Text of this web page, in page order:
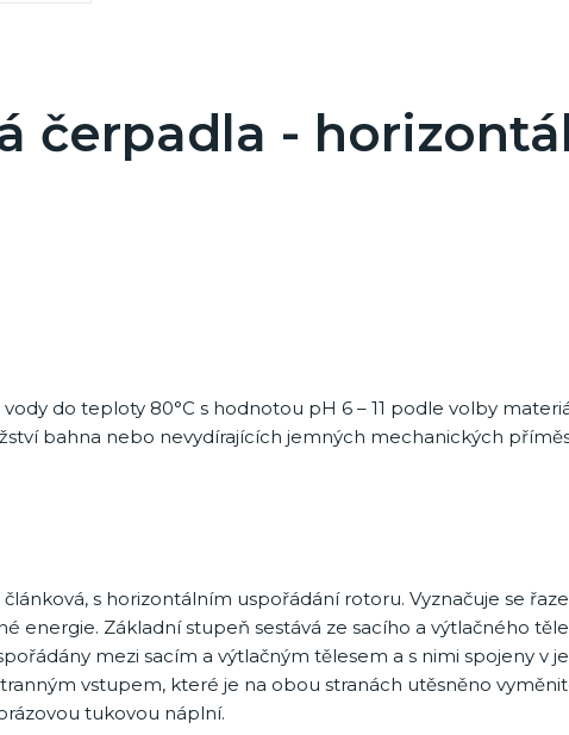
čerpadla -
vody do teploty 80°C s hodnotou pH 6 – 11 podle volby
bahna nebo nevydírajících jemných mechanických
s horizontálním uspořádání rotoru. Vyznačuje se
energie. Základní stupeň sestává ze sacího a výtlačného
mezi sacím a výtlačným tělesem a s nimi spojeny v
vstupem, které je na obou stranách utěsněno
tukovou náplní.